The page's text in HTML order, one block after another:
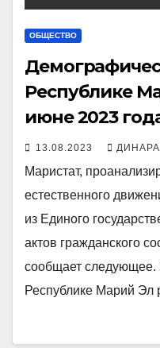
ОБЩЕСТВО
Республике
июне 2023
13.08.2023
Маристат,
естественного
из Единого
актов гражданского
сообщает следующее.
Республике Марий